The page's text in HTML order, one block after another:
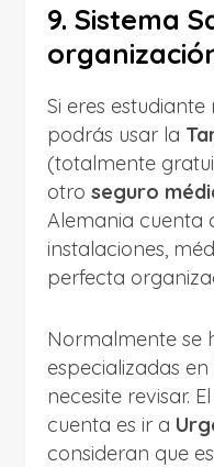
9. Sistema
Si eres
podrás usar la
(totalmente
otro seguro
Alemania cuenta
instalaciones,
perfecta
Normalmente se
especializadas
necesite revisar.
cuenta es ir a
consideran que